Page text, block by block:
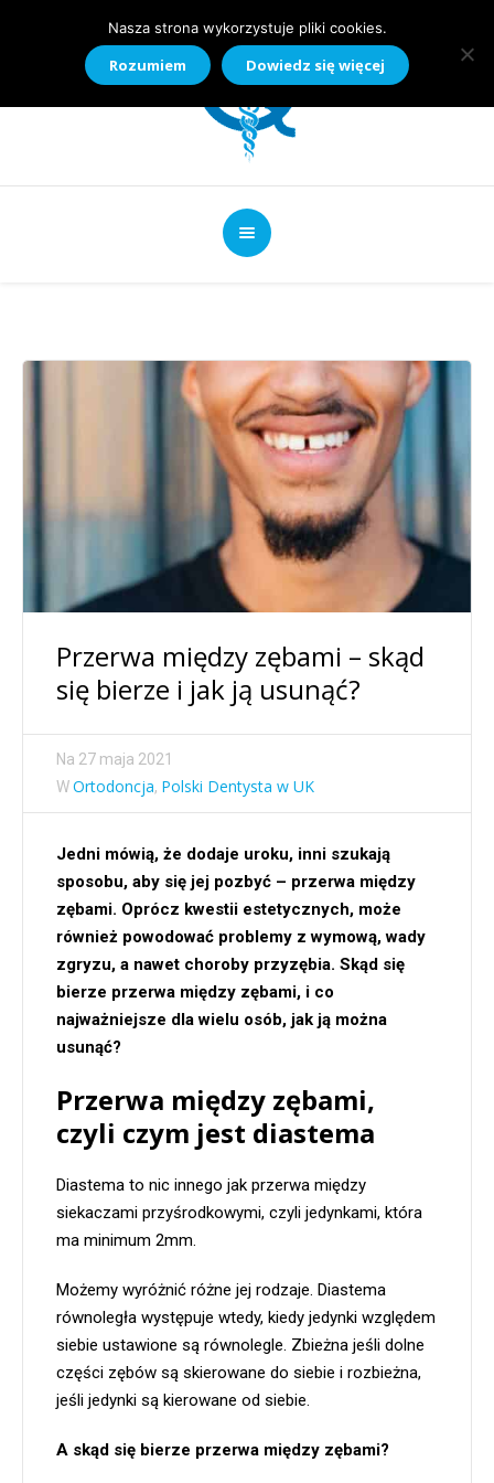
Przerwa między zębami – skąd
się bierze i jak ją usunąć?
Na 27 maja 2021
WOrtodoncja, Polski Dentysta w UK
Jedni mówią, że dodaje uroku, inni szukają
sposobu, aby się jej pozbyć – przerwa między
zębami. Oprócz kwestii estetycznych, może
również powodować problemy z wymową, wady
zgryzu, a nawet choroby przyzębia. Skąd się
bierze przerwa między zębami, i co
najważniejsze dla wielu osób, jak ją można
usunąć?
Przerwa między zębami,
czyli czym jest diastema
Diastema to nic innego jak przerwa między
siekaczami przyśrodkowymi, czyli jedynkami, która
ma minimum 2mm.
Możemy wyróżnić różne jej rodzaje. Diastema
równoległa występuje wtedy, kiedy jedynki względem
siebie ustawione są równolegle. Zbieżna jeśli dolne
części zębów są skierowane do siebie i rozbieżna,
jeśli jedynki są kierowane od siebie.
A skąd się bierze przerwa między zębami?
Nasza strona wykorzystuje pliki cookies.
Rozumiem Dowiedz się więcej